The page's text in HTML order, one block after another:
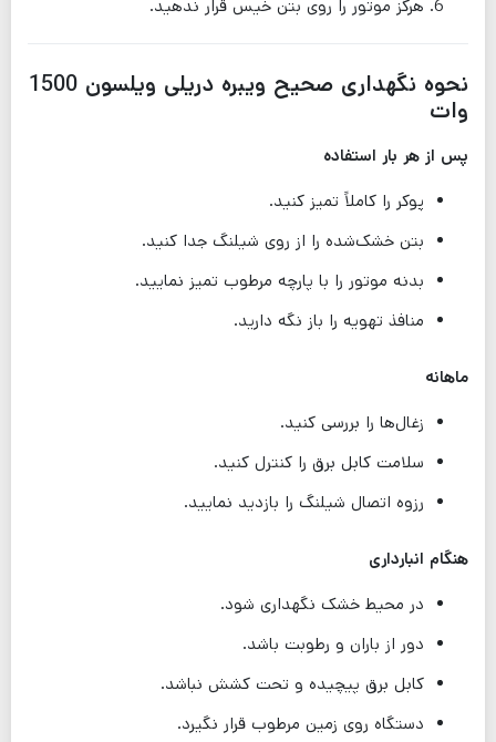
هرگز موتور را روی بتن خیس قرار ندهید.
نحوه نگهداری صحیح ویبره دریلی ویلسون 1500
وات
پس از هر بار استفاده
پوکر را کاملاً تمیز کنید.
بتن خشک‌شده را از روی شیلنگ جدا کنید.
بدنه موتور را با پارچه مرطوب تمیز نمایید.
منافذ تهویه را باز نگه دارید.
ماهانه
زغال‌ها را بررسی کنید.
سلامت کابل برق را کنترل کنید.
رزوه اتصال شیلنگ را بازدید نمایید.
هنگام انبارداری
در محیط خشک نگهداری شود.
دور از باران و رطوبت باشد.
کابل برق پیچیده و تحت کشش نباشد.
دستگاه روی زمین مرطوب قرار نگیرد.